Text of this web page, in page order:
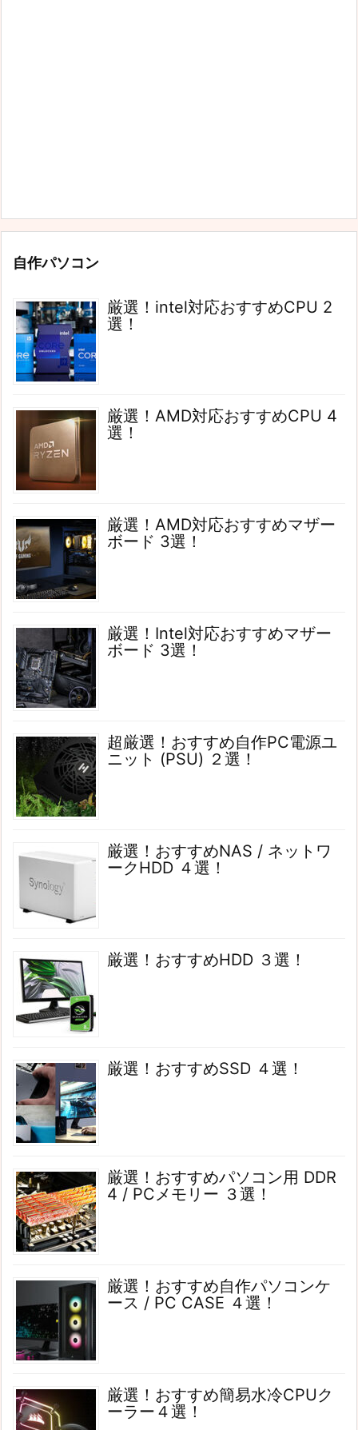
自作パソコン
厳選！intel対応おすすめCPU 2
選！
厳選！AMD対応おすすめCPU 4
選！
厳選！AMD対応おすすめマザー
ボード 3選！
厳選！Intel対応おすすめマザー
ボード 3選！
超厳選！おすすめ自作PC電源ユ
ニット (PSU) ２選！
厳選！おすすめNAS / ネットワ
ークHDD ４選！
厳選！おすすめHDD ３選！
厳選！おすすめSSD ４選！
厳選！おすすめパソコン用 DDR
4 / PCメモリー ３選！
厳選！おすすめ自作パソコンケ
ース / PC CASE ４選！
厳選！おすすめ簡易水冷CPUク
ーラー４選！